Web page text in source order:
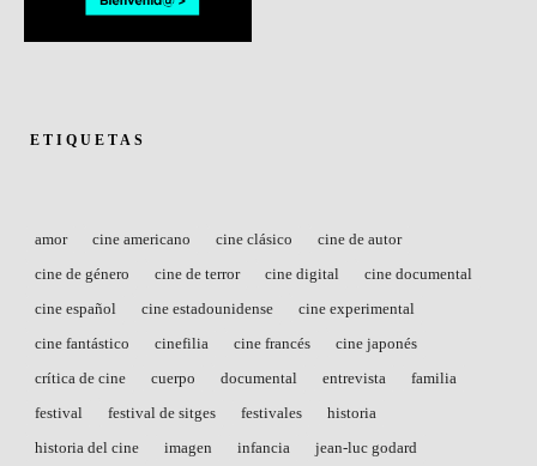
ETIQUETAS
amor cine americano cine clásico
cine de autor
cine de género
cine de terror cine digital
cine documental
cine español
cine estadounidense
cine experimental
cine fantástico
cinefilia cine francés
cine japonés
crítica de cine
cuerpo documental entrevista
familia
festival
festival de sitges festivales
historia
historia del cine
imagen infancia
jean-luc godard